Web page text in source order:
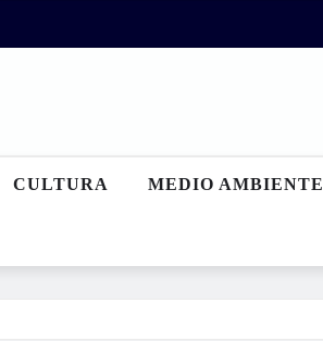
CULTURA MEDIO AMBIENTE